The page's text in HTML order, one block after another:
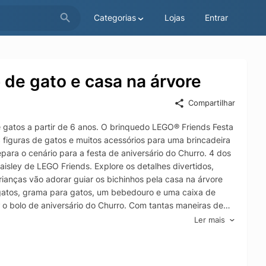
Categorias Lojas Entrar
gato e casa na árvore
Compartilhar
a partir de 6 anos. O brinquedo LEGO® Friends Festa
de gatos e muitos acessórios para uma brincadeira
o cenário para a festa de aniversário do Churro. 4 dos
de LEGO Friends. Explore os detalhes divertidos,
vão adorar guiar os bichinhos pela casa na árvore
grama para gatos, um bebedouro e uma caixa de
bolo de aniversário do Churro. Com tantas maneiras de
de amizade diferente a cada vez. Descubra mais
Friends. Este conjunto LEGO vem com o aplicativo
que adoram gatos Este brinquedo LEGO® Friends Festa
anos vem com 2 minibonecas e 5 figuras de gatos para
Ler mais